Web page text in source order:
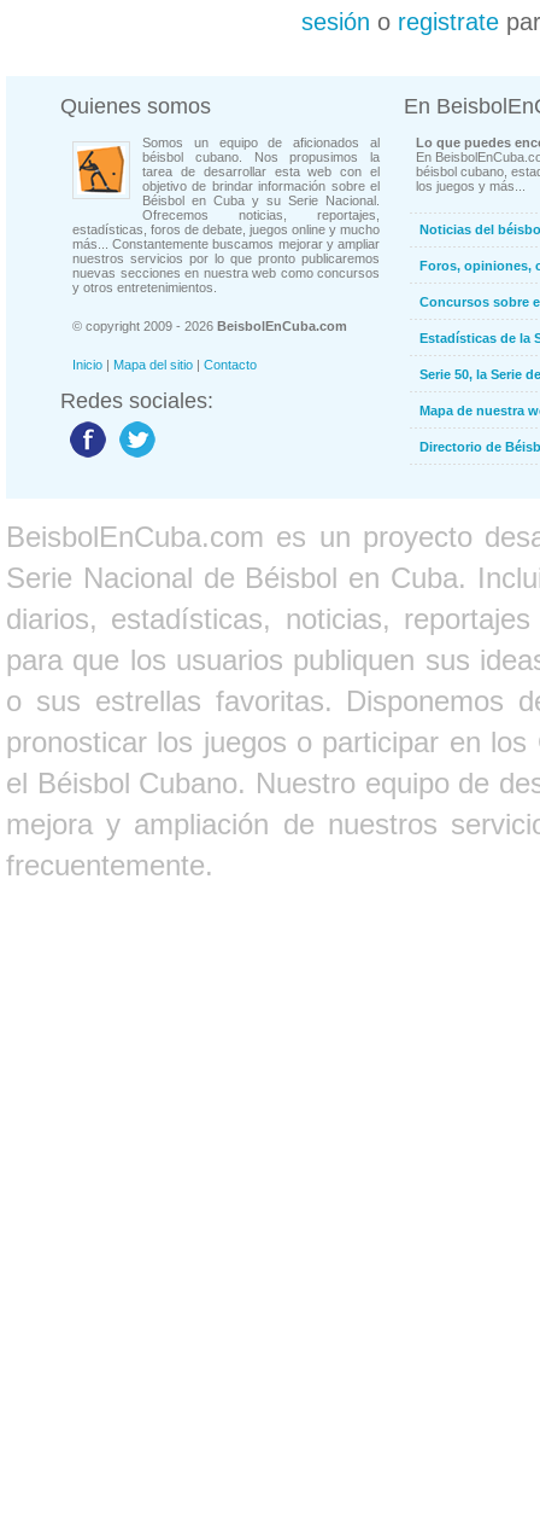
sesión o registrate
Quienes somos
Somos un equipo de aficionados al
béisbol cubano. Nos propusimos la
tarea de desarrollar esta web con el
objetivo de brindar información sobre el
Béisbol en Cuba y su Serie Nacional.
Ofrecemos noticias, reportajes,
estadísticas, foros de debate, juegos online y mucho
más... Constantemente buscamos mejorar y ampliar
nuestros servicios por lo que pronto publicaremos
nuevas secciones en nuestra web como concursos
y otros entretenimientos.
© copyright 2009 - 2026 BeisbolEnCuba.com
Inicio | Mapa del sitio | Contacto
Redes sociales:
En
Lo que puedes
En
béisbol cubano,
los juegos y más...
Noticias del
Foros, opiniones,
Concursos sobre
Estadísticas de la
Serie 50, la Serie
Mapa de nuestra
Directorio de
BeisbolEnCuba.com es un proyecto
Serie Nacional de Béisbol en Cuba.
diarios, estadísticas, noticias,
para que los usuarios publiquen sus
o sus estrellas favoritas. Disponemos
pronosticar los juegos o participar en
el Béisbol Cubano. Nuestro equipo de
mejora y ampliación de nuestros
frecuentemente.